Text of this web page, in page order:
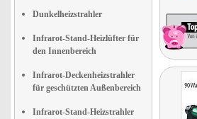
Dunkelheizstrahler
Infrarot-Stand-Heizlüfter für
den Innenbereich
Infrarot-Deckenheizstrahler
für geschützten Außenbereich
Infrarot-Stand-Heizstrahler